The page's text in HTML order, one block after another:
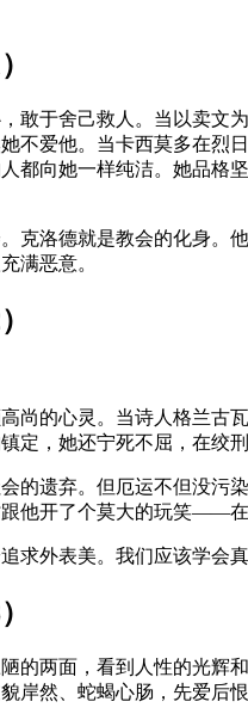
敢于舍己救人。当以卖
不爱他。当卡西莫多在
都向她一样纯洁。她品
克洛德就是教会的化身
满恶意。
尚的心灵。当诗人格兰
定，她还宁死不屈，在
的遗弃。但厄运不但没
他开了个莫大的玩笑——
求外表美。我们应该学会
的两面，看到人性的光
岸然、蛇蝎心肠，先爱后